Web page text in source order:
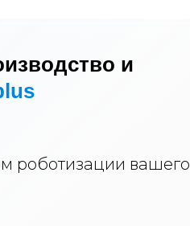
и
роботизации вашего